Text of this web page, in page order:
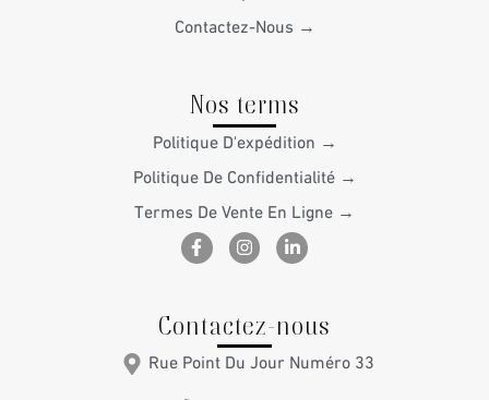
Contactez-Nous →
Nos terms
Politique D'expédition →
Politique De Confidentialité →
Termes De Vente En Ligne →
F
a
c
o
o
k
-
I
n
s
g
r
a
m
L
i
n
d
i
n
-
Contactez-nous
Rue Point Du Jour Numéro 33